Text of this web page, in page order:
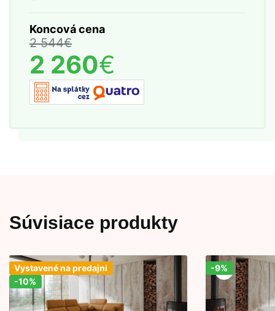
Koncová cena
2 544€
2 260€
Súvisiace produkty
Zľava!
-10%
Vystavené na predajni Zľava!
-9%